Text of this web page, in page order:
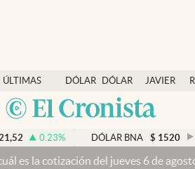
ÚLTIMAS
NOTICIAS
DÓLAR
DÓLAR
BLUE
JAVIER
Dólar
Members
Economía y Política
Finanzas y Mercados
0.23% DÓLAR BNA $ 1520
cotización del jueves 6 de agosto